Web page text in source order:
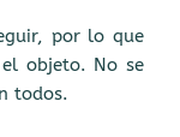
por lo que
objeto. No se
todos.